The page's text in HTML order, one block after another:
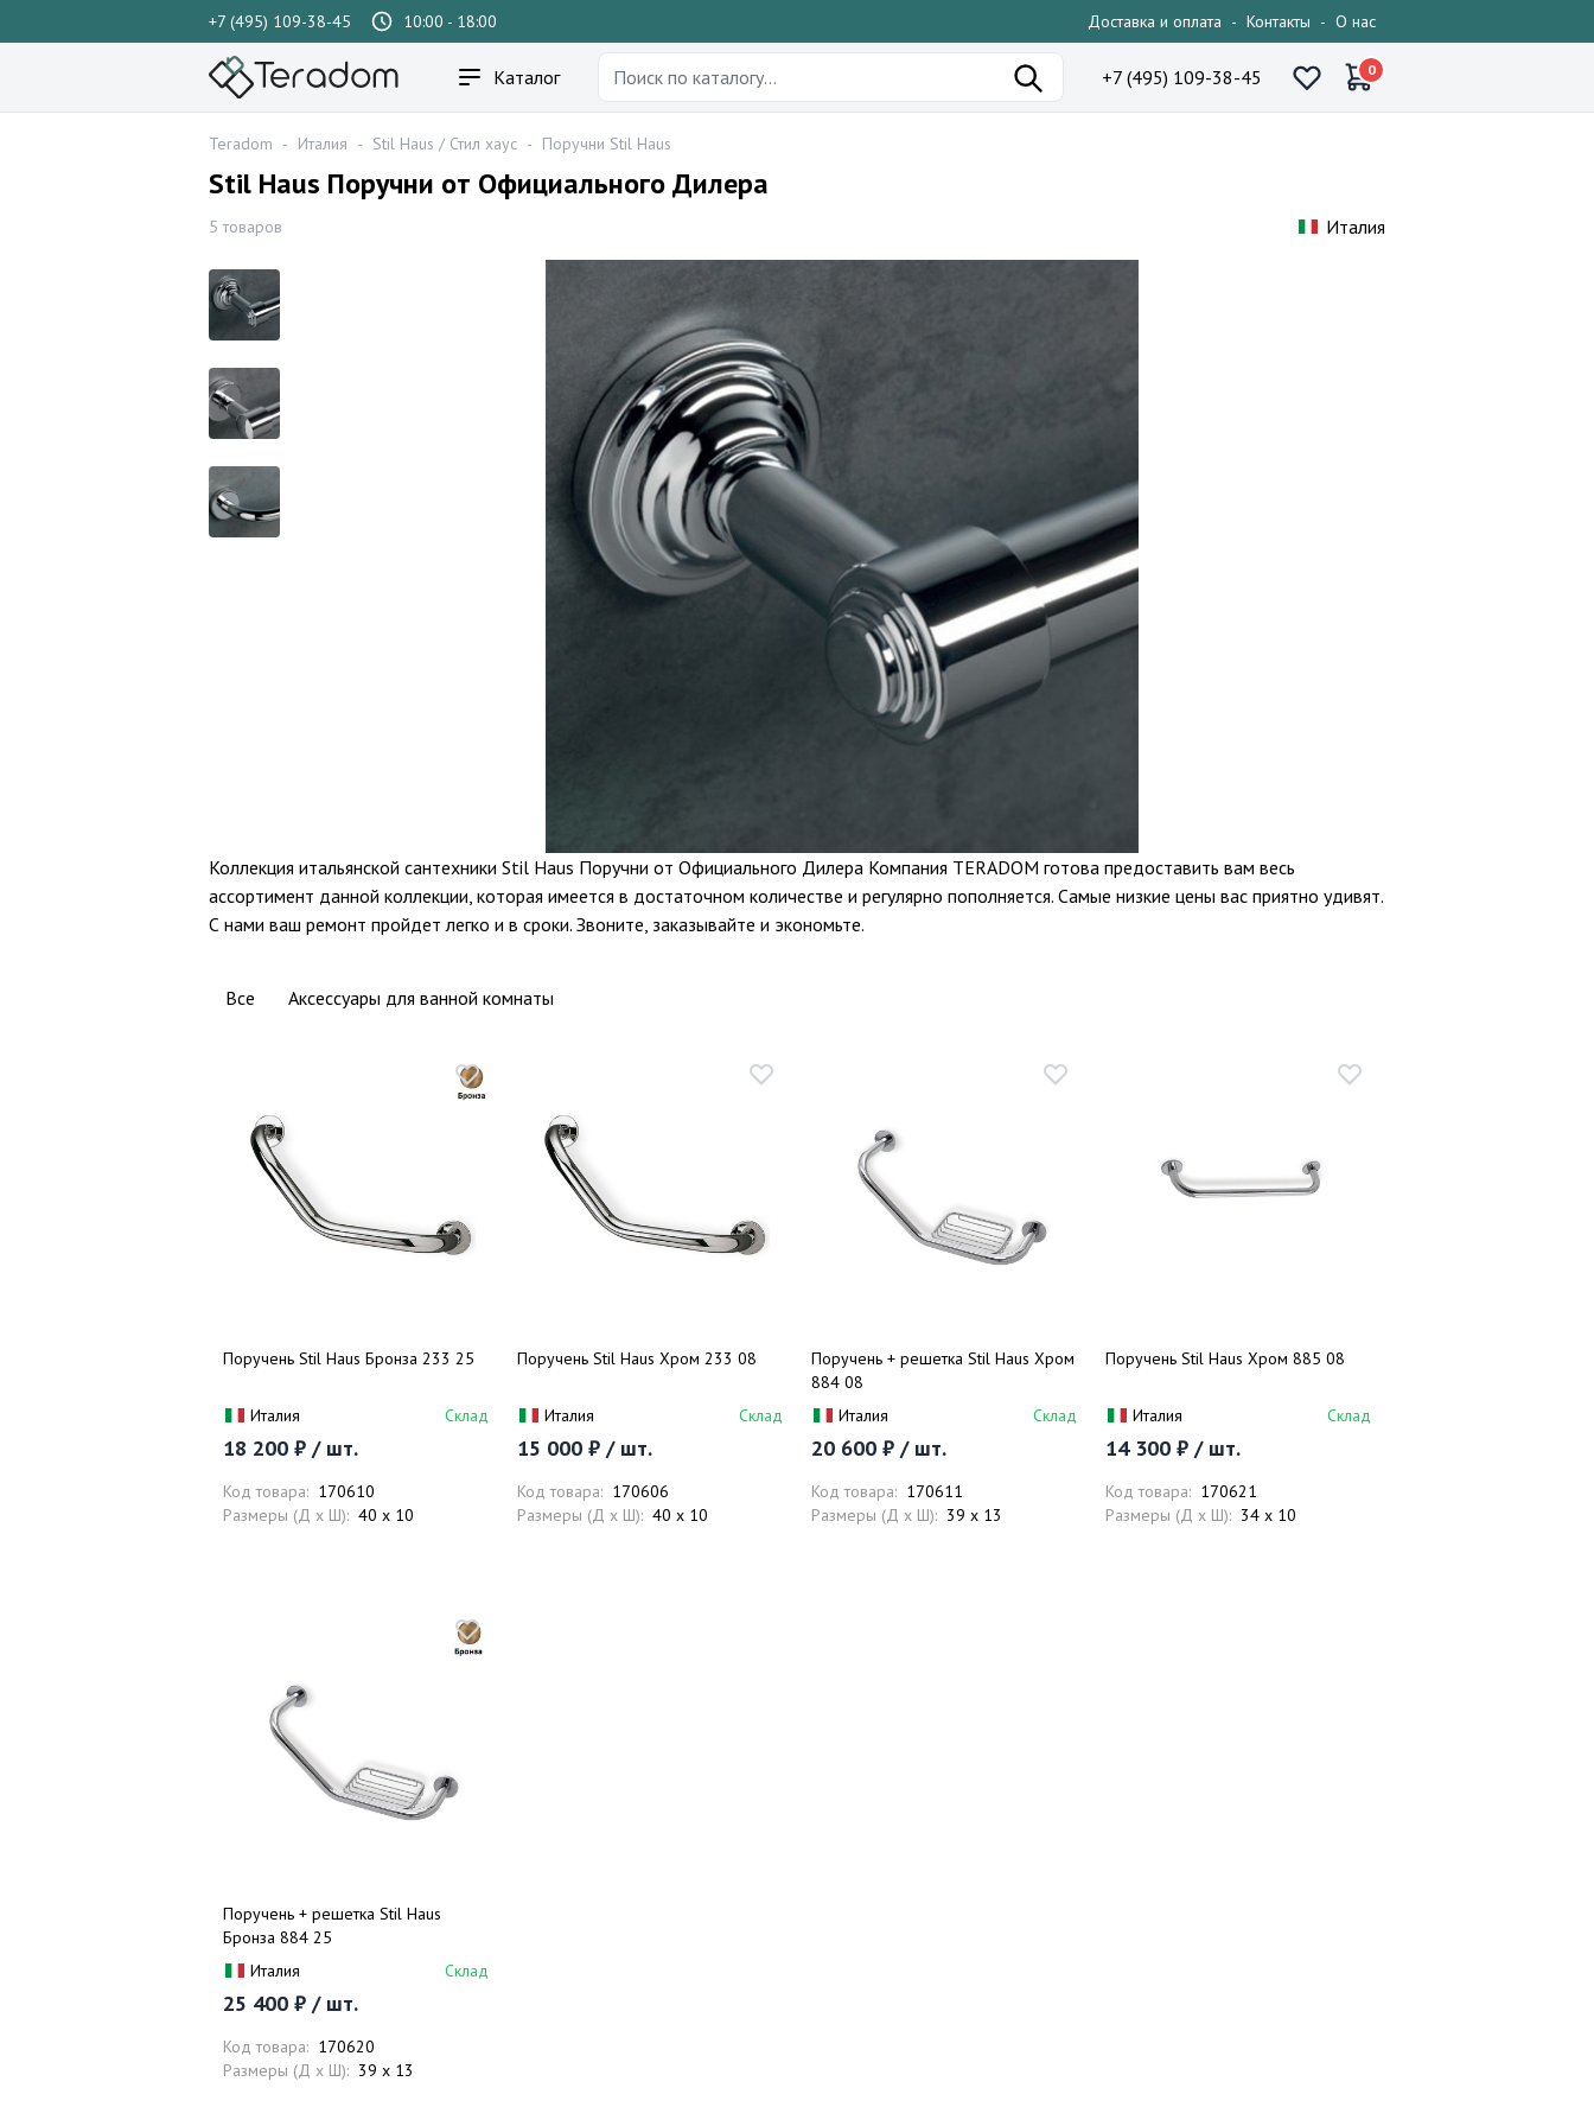
+7 (495) 109-38-45 10:00 - 18:00 Доставка и оплата - Контакты - О нас
Каталог +7 (495) 109-38-45 0
Teradom - Италия - Stil Haus / Стил хаус - Поручни Stil Haus
Stil Haus Поручни от Официального Дилера
5 товаров Италия
Коллекция итальянской сантехники Stil Haus Поручни от Официального Дилера Компания TERADOM готова предоставить вам весь
ассортимент данной коллекции, которая имеется в достаточном количестве и регулярно пополняется. Самые низкие цены вас приятно удивят.
С нами ваш ремонт пройдет легко и в сроки. Звоните, заказывайте и экономьте.
Все Аксессуары для ванной комнаты
Поручень Stil Haus Бронза 233 25
Италия Склад
18 200 ₽ / шт.
Код товара: 170610
Размеры (Д x Ш): 40 x 10
Поручень Stil Haus Хром 233 08
Италия Склад
15 000 ₽ / шт.
Код товара: 170606
Размеры (Д x Ш): 40 x 10
Поручень + решетка Stil Haus Хром
884 08
Италия
Склад
20 600 ₽ / шт.
Код товара: 170611
Размеры (Д x Ш): 39 x 13
Поручень Stil Haus Хром 885 08
Италия Склад
14 300 ₽ / шт.
Код товара: 170621
Размеры (Д x Ш): 34 x 10
Поручень + решетка Stil Haus
Бронза 884 25
Италия
Склад
25 400 ₽ / шт.
Код товара: 170620
Размеры (Д x Ш): 39 x 13